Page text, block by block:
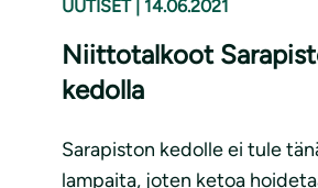
UUTISET 14.06.2021
Niittotalkoot
kedolla
Sarapiston kedolle ei tule
lampaita, joten ketoa